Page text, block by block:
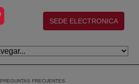
(abre en nueva ventana)
SEDE ELECTRONICA
PREGUNTAS FRECUENTES